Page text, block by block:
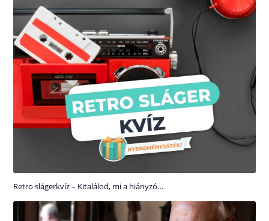
Retro slágerkvíz – Kitalálod, mi a hiányzó…